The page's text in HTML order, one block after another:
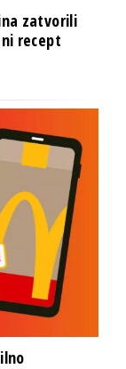
zatvorili
recept